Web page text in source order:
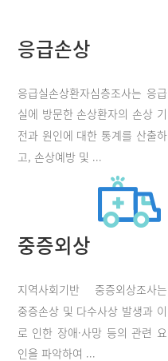
응급손상
응급실손상환자심층조사는 응급
실에 방문한 손상환자의 손상 기
전과 원인에 대한 통계를 산출하
고, 손상예방 및 ...
중증외상
지역사회기반 중증외상조사는
중증손상 및 다수사상 발생과 이
로 인한 장애·사망 등의 관련 요
인을 파악하여 ...